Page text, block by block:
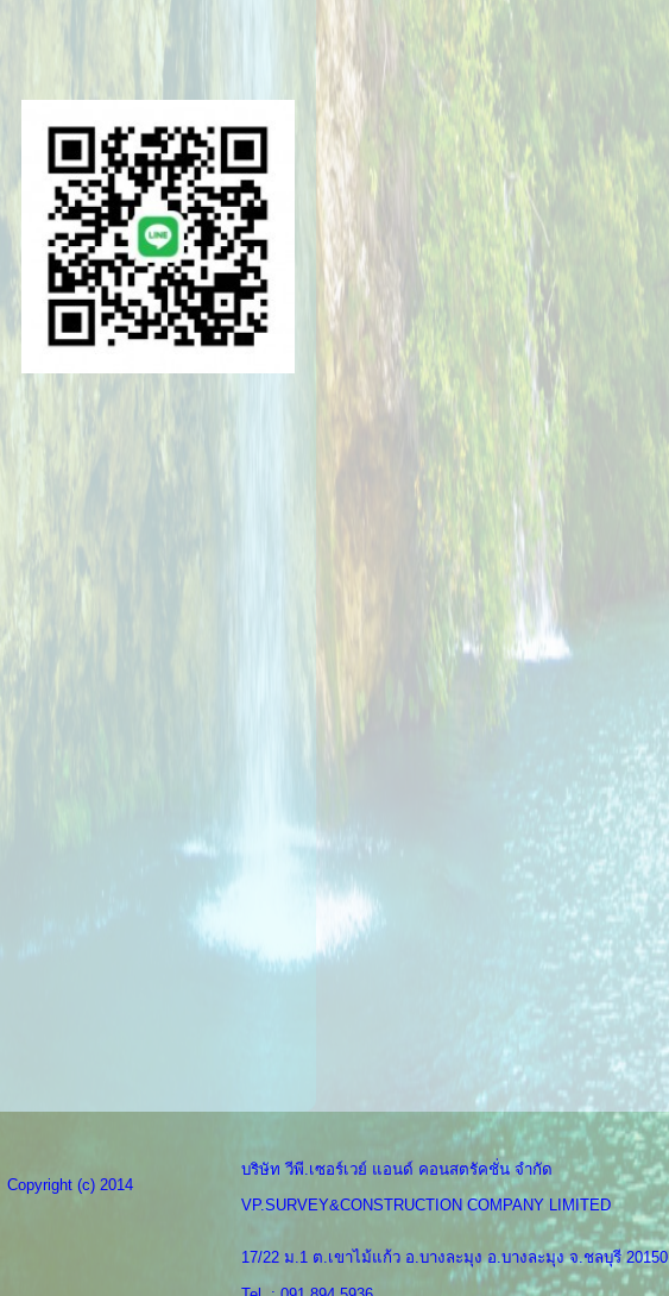
Copyright (c) 2014
บริษัท วีพี.เซอร์เวย์ แอนด์ คอนสตรัคชั่น จำกัด
VP.SURVEY&CONSTRUCTION COMPANY LIMITED
17/22 ม.1 ต.เขาไม้แก้ว อ.บางละมุง อ.บางละมุง จ.ชลบุรี 20150